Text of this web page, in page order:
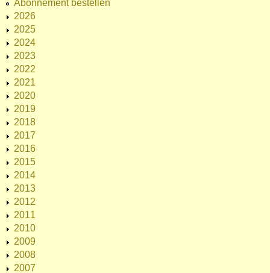
Abonnement bestellen
2026
2025
2024
2023
2022
2021
2020
2019
2018
2017
2016
2015
2014
2013
2012
2011
2010
2009
2008
2007